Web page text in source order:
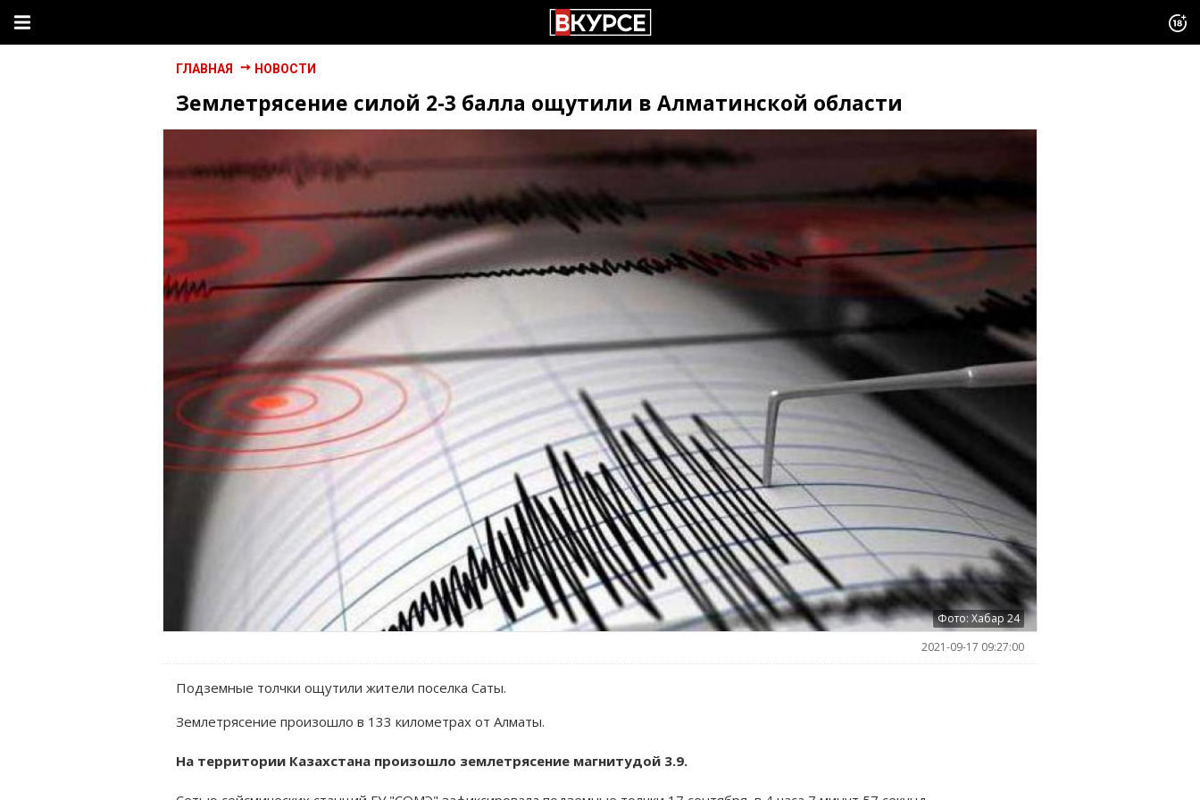
ГЛАВНАЯ НОВОСТИ
Землетрясение силой 2-3 балла ощутили в Алматинской области
Фото: Хабар 24
2021-09-17 09:27:00
Подземные толчки ощутили жители поселка Саты.
Землетрясение произошло в 133 километрах от Алматы.
На территории Казахстана произошло землетрясение магнитудой 3.9.